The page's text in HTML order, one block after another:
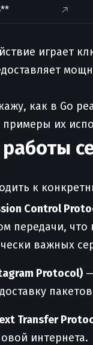
играет
как в Go
их
к
Control
передачи,
важных
Protocol)
Transfer
интернета.